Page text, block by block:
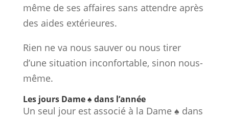
même de ses affaires sans attendre après
des aides extérieures.
Rien ne va nous sauver ou nous tirer
d’une situation inconfortable, sinon nous-
même.
Les jours Dame ♠ dans l’année
Un seul jour est associé à la Dame ♠ dans